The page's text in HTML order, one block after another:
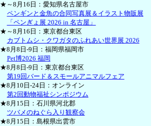
★～8月16日：愛知県名古屋市
ペンギンと金魚の合同写真展＆イラスト物販展
「ペンぎょ展 2026 in 名古屋」
★～8月16日：東京都台東区
カブトムシ・クワガタのふれあい世界展 2026
★8月8日-9日：福岡県福岡市
Pet博2026 福岡
★8月8日-9日：東京都台東区
第19回バード＆スモールアニマルフェア
★8月10日-24日：オンライン
第2回動物福祉シンポジウム
★8月15日：石川県河北郡
ツバメのねぐら入り観察会
★8月15日：島根県出雲市